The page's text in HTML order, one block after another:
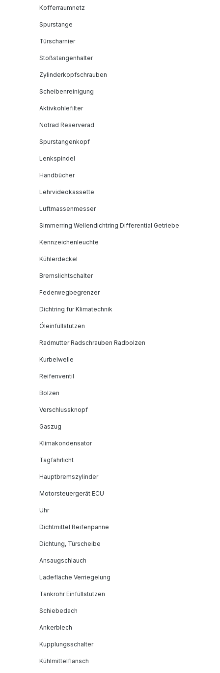
Kofferraumnetz
Spurstange
Türscharnier
Stoßstangenhalter
Zylinderkopfschrauben
Scheibenreinigung
Aktivkohlefilter
Notrad Reserverad
Spurstangenkopf
Lenkspindel
Handbücher
Lehrvideokassette
Luftmassenmesser
Simmerring Wellendichtring Differential Getriebe
Kennzeichenleuchte
Kühlerdeckel
Bremslichtschalter
Federwegbegrenzer
Dichtring für Klimatechnik
Öleinfüllstutzen
Radmutter Radschrauben Radbolzen
Kurbelwelle
Reifenventil
Bolzen
Verschlussknopf
Gaszug
Klimakondensator
Tagfahrlicht
Hauptbremszylinder
Motorsteuergerät ECU
Uhr
Dichtmittel Reifenpanne
Dichtung, Türscheibe
Ansaugschlauch
Ladefläche Verriegelung
Tankrohr Einfüllstutzen
Schiebedach
Ankerblech
Kupplungsschalter
Kühlmittelflansch